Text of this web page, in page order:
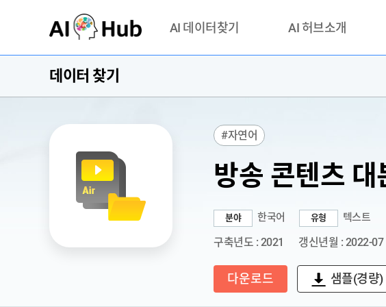
AI 데이터찾기
기관 제공 데이터
AI 허브 오픈 API
AI 허브소개
안심존이란?
데이터 찾기
#자연어
방송 콘텐츠 대
분야 한국어 유형 텍스트
구축년도 : 2021 갱신년월 : 2022-07
다운로드 샘플(경량)